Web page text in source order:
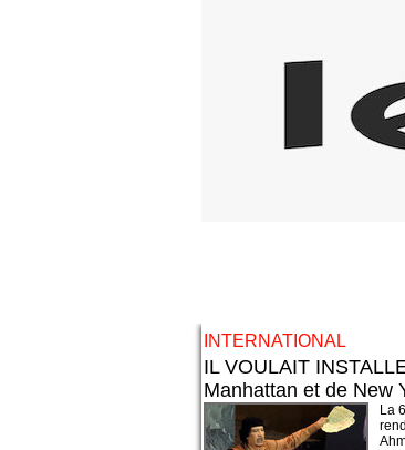
INTERNATIONAL
IL VOULAIT
Manhattan et de New
La